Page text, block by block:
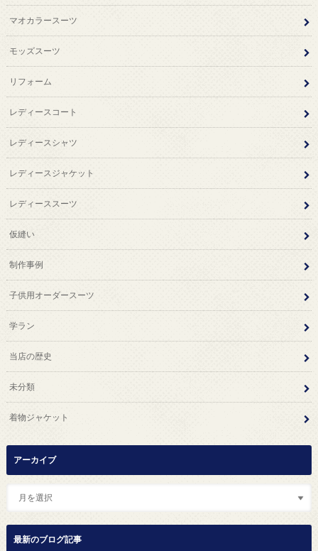
マオカラースーツ
モッズスーツ
リフォーム
レディースコート
レディースシャツ
レディースジャケット
レディーススーツ
仮縫い
制作事例
子供用オーダースーツ
学ラン
当店の歴史
未分類
着物ジャケット
アーカイブ
最新のブログ記事